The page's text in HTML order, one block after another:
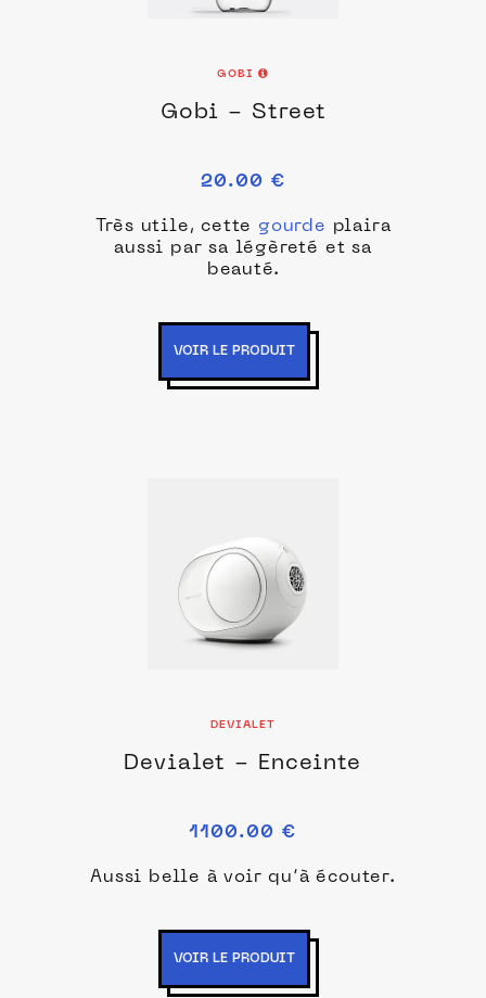
GOBI
Gobi - Street
20.00 €
Très utile, cette gourde plaira
aussi par sa légèreté et sa
beauté.
VOIR LE PRODUIT
DEVIALET
Devialet - Enceinte
1100.00 €
Aussi belle à voir qu’à écouter.
VOIR LE PRODUIT